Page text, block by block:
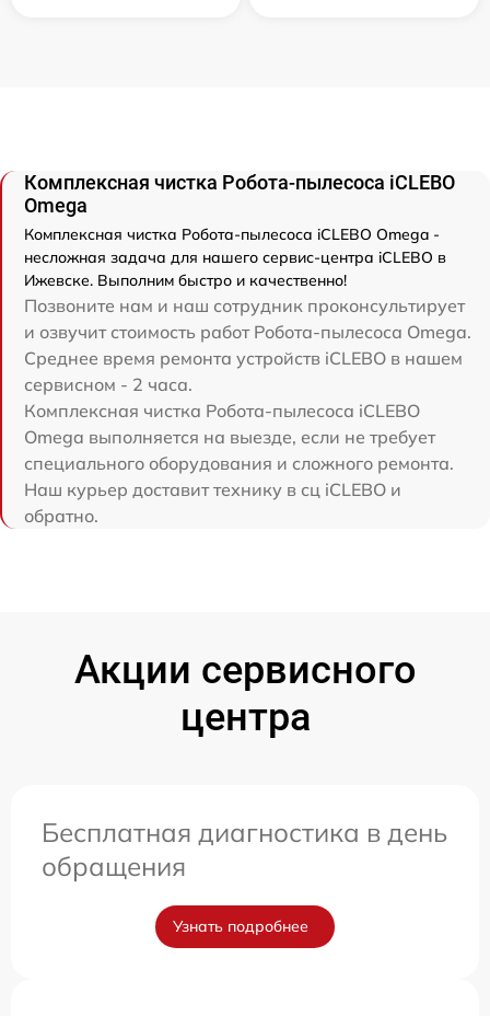
Комплексная чистка Робота-пылесоса iCLEBO
Omega
Комплексная чистка Робота-пылесоса iCLEBO Omega -
несложная задача для нашего сервис-центра iCLEBO в
Ижевске. Выполним быстро и качественно!
Позвоните нам и наш сотрудник проконсультирует
и озвучит стоимость работ Робота-пылесоса Omega.
Среднее время ремонта устройств iCLEBO в нашем
сервисном - 2 часа.
Комплексная чистка Робота-пылесоса iCLEBO
Omega выполняется на выезде, если не требует
специального оборудования и сложного ремонта.
Наш курьер доставит технику в сц iCLEBO и
обратно.
Акции сервисного
центра
Бесплатная диагностика в день
обращения
Узнать подробнее